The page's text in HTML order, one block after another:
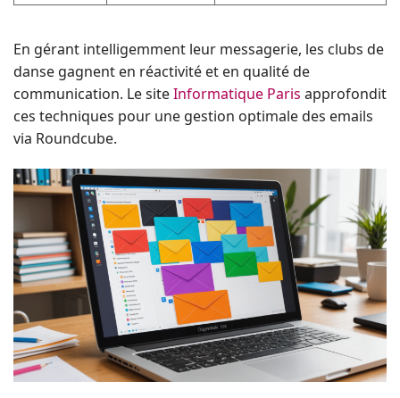
En gérant intelligemment leur messagerie, les clubs de
danse gagnent en réactivité et en qualité de
communication. Le siteInformatique Paris approfondit
ces techniques pour une gestion optimale des emails
via Roundcube.